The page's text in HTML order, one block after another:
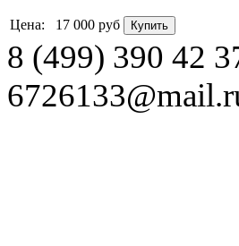
Цена: 17 000 руб
8 (499) 390 42